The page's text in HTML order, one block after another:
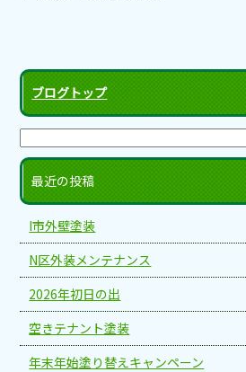
ブログトップ
最近の投稿
I市外壁塗装
N区外装メンテナンス
2026年初日の出
空きテナント塗装
年末年始塗り替えキャンペーン